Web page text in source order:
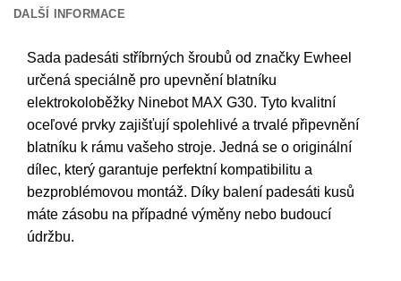
DALŠÍ INFORMACE
Sada padesáti stříbrných šroubů od značky Ewheel
určená speciálně pro upevnění blatníku
elektrokoloběžky Ninebot MAX G30. Tyto kvalitní
oceľové prvky zajišťují spolehlivé a trvalé připevnění
blatníku k rámu vašeho stroje. Jedná se o originální
dílec, který garantuje perfektní kompatibilitu a
bezproblémovou montáž. Díky balení padesáti kusů
máte zásobu na případné výměny nebo budoucí
údržbu.